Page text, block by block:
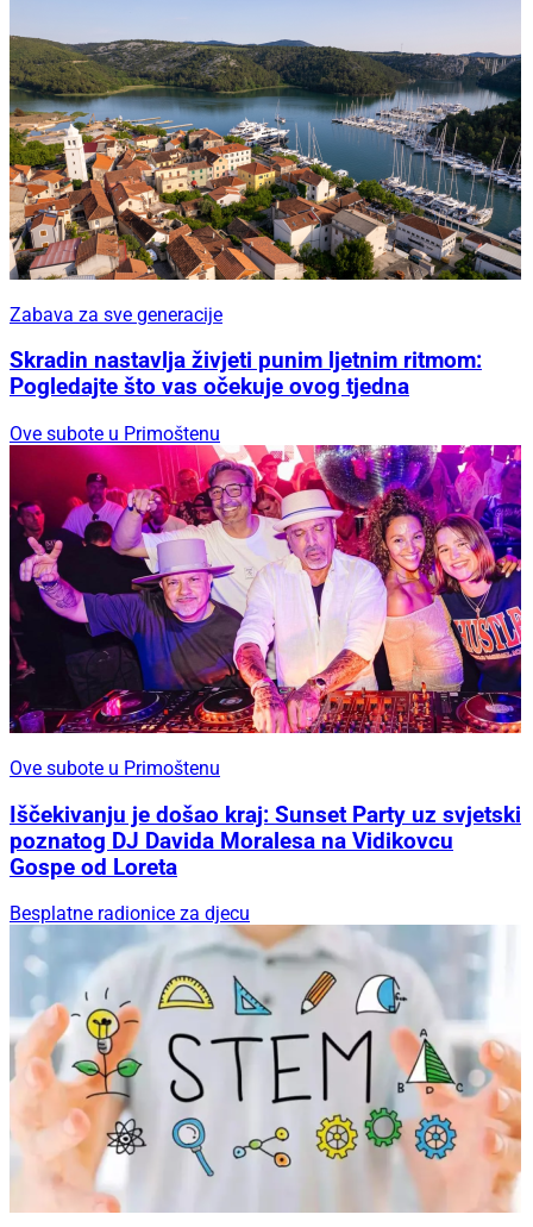
Zabava za sve generacije
Skradin nastavlja živjeti punim ljetnim ritmom:
Pogledajte što vas očekuje ovog tjedna
Ove subote u Primoštenu
Ove subote u Primoštenu
Iščekivanju je došao kraj: Sunset Party uz svjetski
poznatog DJ Davida Moralesa na Vidikovcu
Gospe od Loreta
Besplatne radionice za djecu